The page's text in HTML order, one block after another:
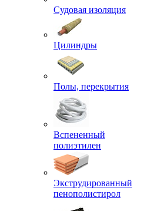
Судовая изоляция
Цилиндры
Полы, перекрытия
Вспененный
полиэтилен
Экструдированный
пенополистирол